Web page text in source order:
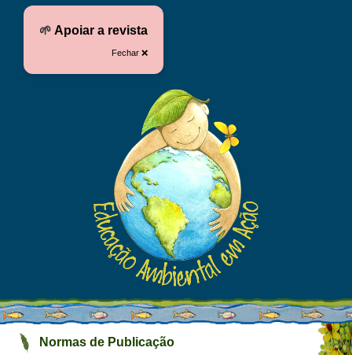
🌱 Apoiar a revista
Fechar ❌
Normas de Publicação